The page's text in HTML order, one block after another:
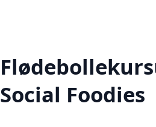
Social Foodies